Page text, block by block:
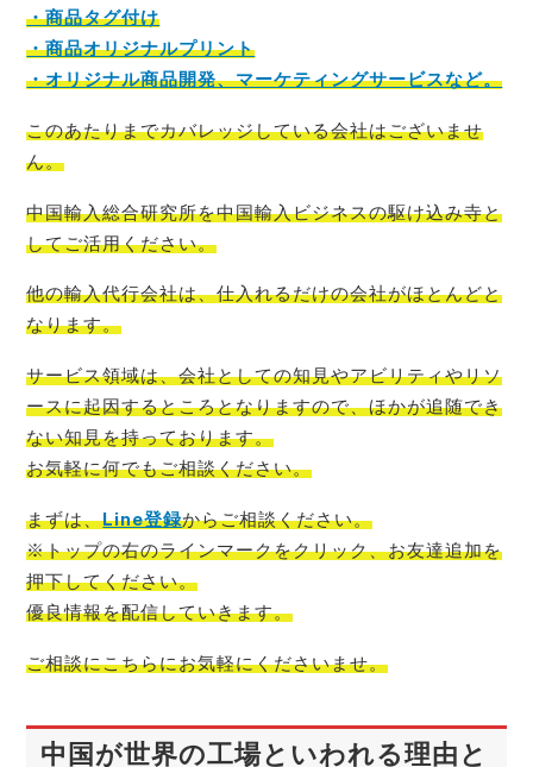
・商品タグ付け
・商品オリジナルプリント
・オリジナル商品開発、マーケティングサービスなど。
このあたりまでカバレッジしている会社はございませ
ん。
中国輸入総合研究所を中国輸入ビジネスの駆け込み寺と
してご活用ください。
他の輸入代行会社は、仕入れるだけの会社がほとんどと
なります。
サービス領域は、会社としての知見やアビリティやリソ
ースに起因するところとなりますので、ほかが追随でき
ない知見を持っております。
お気軽に何でもご相談ください。
まずは、Line登録からご相談ください。
※トップの右のラインマークをクリック、お友達追加を
押下してください。
優良情報を配信していきます。
ご相談にこちらにお気軽にくださいませ。
中国が世界の工場といわれる理由と